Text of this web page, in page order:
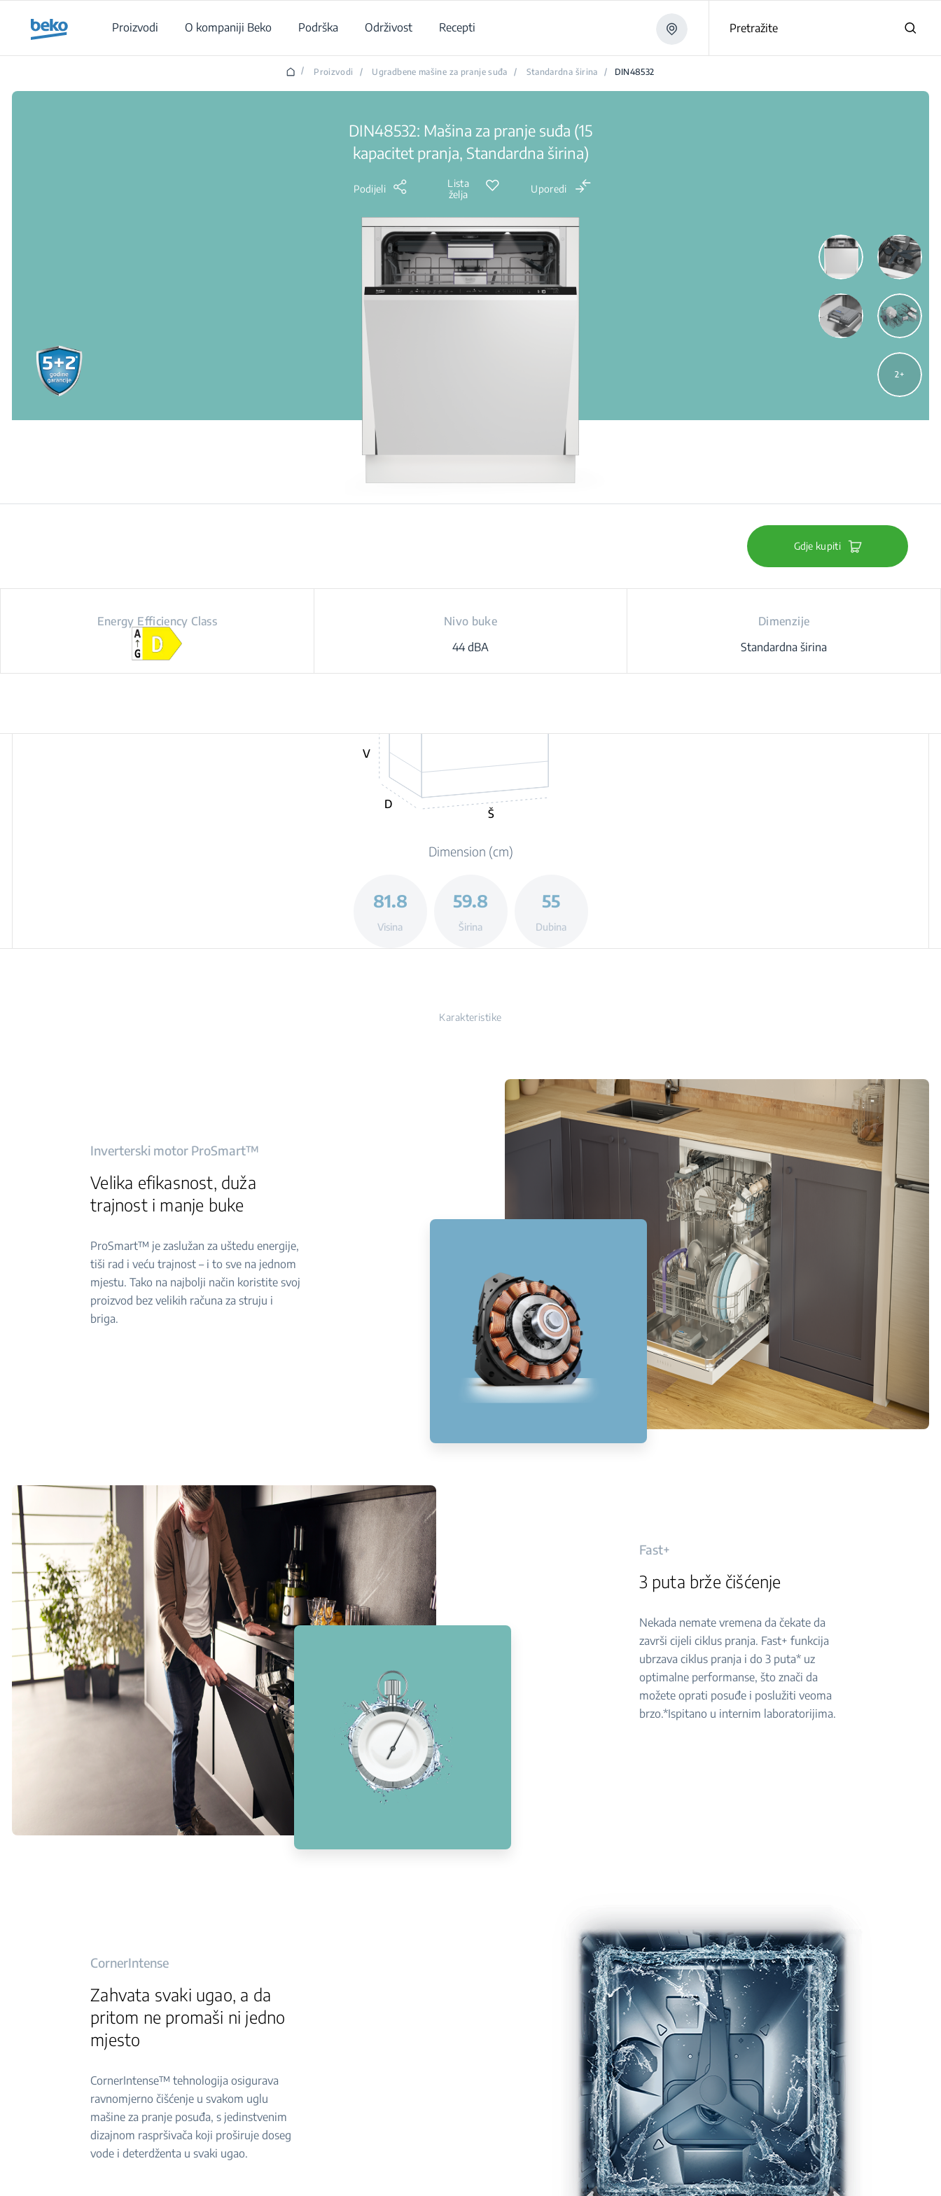
Proizvodi
O kompaniji Beko Podrška Održivost Recepti Pretražite
/ Proizvodi / Ugradbene mašine za pranje suđa / Standardna širina / DIN48532
DIN48532: Mašina za pranje suđa (15
kapacitet pranja, Standardna širina)
Podijeli
Lista
želja
Uporedi
2
Gdje kupiti
Energy Efficiency Class
Nivo buke
44 dBA
Dimenzije
Standardna širina
V
D
Š
Dimension (cm)
81.8
Visina
59.8
Širina
55
Dubina
Karakteristike
Inverterski motor ProSmart™
Velika efikasnost, duža
trajnost i manje buke
ProSmart™ je zaslužan za uštedu energije,
tiši rad i veću trajnost – i to sve na jednom
mjestu. Tako na najbolji način koristite svoj
proizvod bez velikih računa za struju i
briga.
Fast+
3 puta brže čišćenje
Nekada nemate vremena da čekate da
završi cijeli ciklus pranja. Fast+ funkcija
ubrzava ciklus pranja i do 3 puta* uz
optimalne performanse, što znači da
možete oprati posuđe i poslužiti veoma
brzo.*Ispitano u internim laboratorijima.
CornerIntense
Zahvata svaki ugao, a da
pritom ne promaši ni jedno
mjesto
CornerIntense™ tehnologija osigurava
ravnomjerno čišćenje u svakom uglu
mašine za pranje posuđa, s jedinstvenim
dizajnom raspršivača koji proširuje doseg
vode i deterdženta u svaki ugao.